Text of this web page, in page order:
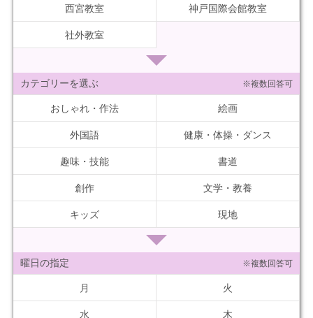
西宮教室 神戸国際会館教室
社外教室
カテゴリーを選ぶ ※複数回答可
おしゃれ・作法 絵画
外国語 健康・体操・ダンス
趣味・技能 書道
創作 文学・教養
キッズ 現地
曜日の指定 ※複数回答可
月 火
水 木